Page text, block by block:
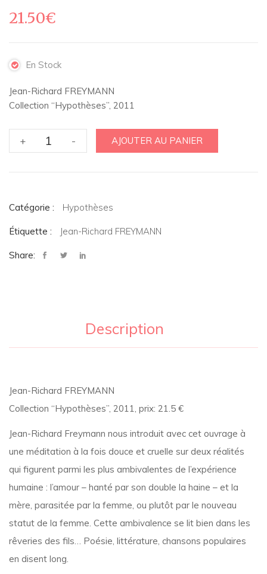
21.50€
En Stock
Jean-Richard FREYMANN
Collection “Hypothèses”, 2011
+
quantité
de
L'-
édition
revue
- AJOUTER AU PANIER
Catégorie : Hypothèses
Étiquette : Jean-Richard FREYMANN
Share:
Description
Jean-Richard FREYMANN
Collection “Hypothèses”, 2011, prix: 21.5 €
Jean-Richard Freymann nous introduit avec cet ouvrage à
une méditation à la fois douce et cruelle sur deux réalités
qui figurent parmi les plus ambivalentes de l’expérience
humaine : l’amour – hanté par son double la haine – et la
mère, parasitée par la femme, ou plutôt par le nouveau
statut de la femme. Cette ambivalence se lit bien dans les
rêveries des fils… Poésie, littérature, chansons populaires
en disent long.